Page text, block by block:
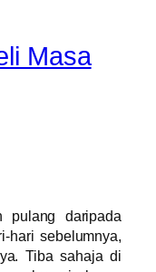
Masa
pulang daripada
hari sebelumnya,
Tiba sahaja di